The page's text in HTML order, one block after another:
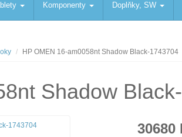
Komponenty Doplňky, SW
HP OMEN 16-am0058nt Shadow Black-1743704
Shadow
30680